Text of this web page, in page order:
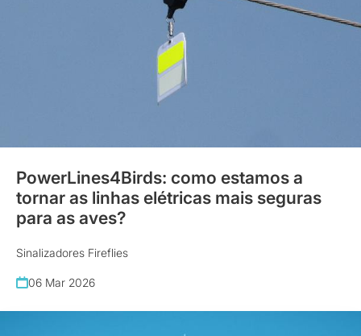
PowerLines4Birds: como estamos a
tornar as linhas elétricas mais seguras
para as aves?
Sinalizadores Fireflies
06 Mar 2026